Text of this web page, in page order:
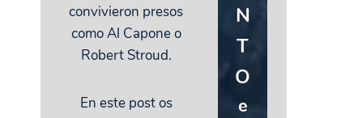
convivieron presos
como Al Capone o
Robert Stroud.
En este post os
N
T
O
e